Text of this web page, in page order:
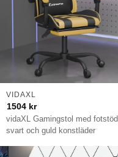
vidaXL Gamingstol med fotstöd
svart och guld konstläder
VIDAXL
1504 kr